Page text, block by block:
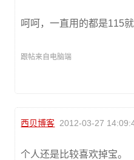
呵呵，一直用的都是115
跟帖来自电脑端
西贝博客 2012-03-27
个人还是比较喜欢掉宝。